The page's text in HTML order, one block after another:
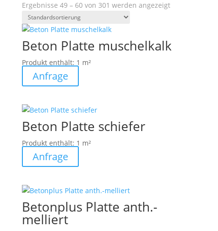
Ergebnisse 49 – 60 von 301 werden angezeigt
Beton Platte muschelkalk
Produkt enthält: 1 m²
Anfrage
Beton Platte schiefer
Produkt enthält: 1 m²
Anfrage
Betonplus Platte anth.-
melliert